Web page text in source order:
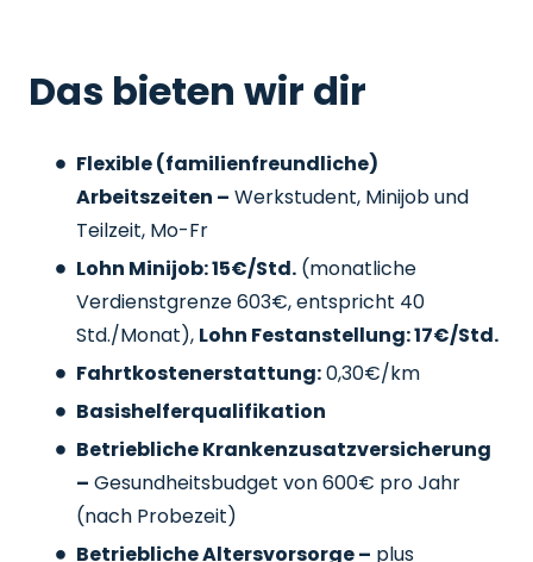
Das bieten wir dir
Flexible (familienfreundliche)
Arbeitszeiten – Werkstudent, Minijob und
Teilzeit, Mo-Fr
Lohn Minijob: 15€/Std. (monatliche
Verdienstgrenze 603€, entspricht 40
Std./Monat), Lohn Festanstellung: 17€/Std.
Fahrtkostenerstattung:0,30€/km
Basishelferqualifikation
Betriebliche Krankenzusatzversicherung
– Gesundheitsbudget von 600€ pro Jahr
(nach Probezeit)
Betriebliche Altersvorsorge – plus